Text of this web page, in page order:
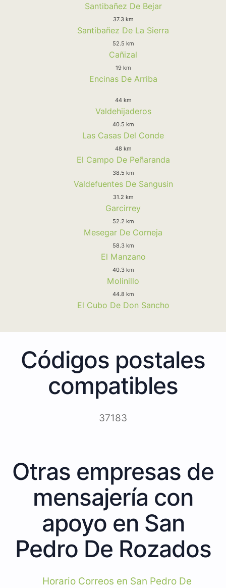
Santibañez De Bejar
37.3 km
Santibañez De La Sierra
52.5 km
Cañizal
19 km
Encinas De Arriba
44 km
Valdehijaderos
40.5 km
Las Casas Del Conde
48 km
El Campo De Peñaranda
38.5 km
Valdefuentes De Sangusin
31.2 km
Garcirrey
52.2 km
Mesegar De Corneja
58.3 km
El Manzano
40.3 km
Molinillo
44.8 km
El Cubo De Don Sancho
Códigos postales
compatibles
37183
Otras empresas de
mensajería con
apoyo en San
Pedro De Rozados
Horario Correos en San Pedro De